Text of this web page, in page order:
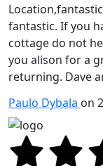
fantastic. If you
cottage do not
you alison for a
returning. Dave
Paulo Dybala on